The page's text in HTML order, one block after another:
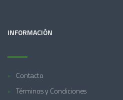
INFORMACIÓN
Contacto
Términos y Condiciones